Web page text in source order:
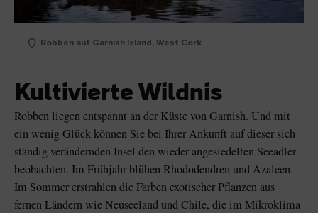
Robben auf Garnish Island, West Cork
Kultivierte Wildnis
Robben liegen entspannt an der Küste von Garnish. Und mit
ein wenig Glück können Sie bei Ihrer Ankunft auf dieser sich
ständig verändernden Insel den wieder angesiedelten Seeadler
beobachten. Im Frühjahr blühen Rhododendren und Azaleen.
Im Sommer erstrahlen die Farben exotischer Pflanzen aus
fernen Ländern wie Neuseeland und Chile, die im Mikroklima